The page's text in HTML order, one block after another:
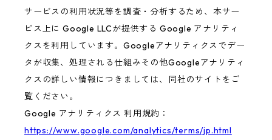
サービスの利用状況等を調査・分析するため、本サー
ビス上に Google LLCが提供する Google アナリティ
クスを利用しています。Googleアナリティクスでデー
タが収集、処理される仕組みその他Googleアナリティ
クスの詳しい情報につきましては、同社のサイトをご
覧ください。
Google アナリティクス 利用規約：
https://www.google.com/analytics/terms/jp.html